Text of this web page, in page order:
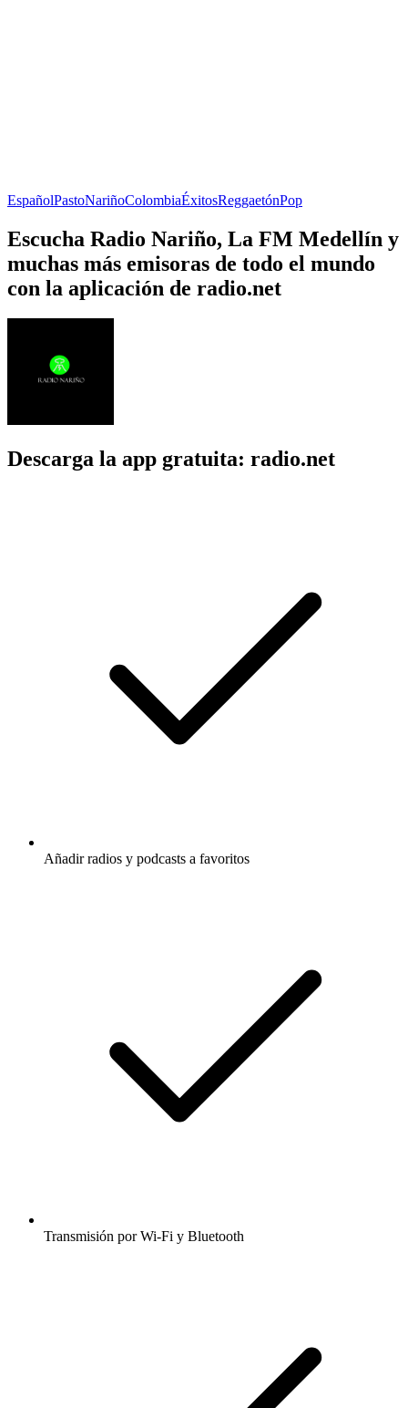
EspañolPastoNariñoColombiaÉxitosReggaetónPop
Escucha Radio Nariño, La FM Medellín y
muchas más emisoras de todo el mundo
con la aplicación de radio.net
Descarga la app gratuita: radio.net
Añadir radios y podcasts a favoritos
Transmisión por Wi-Fi y Bluetooth